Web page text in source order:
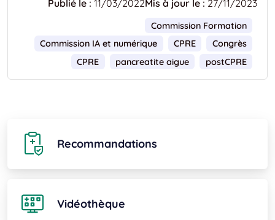
Publié le : 11/03/2022Mis à jour le : 27/11/2023
Commission Formation
Commission IA et numérique
CPRE
Congrès
CPRE
pancreatite aigue postCPRE
Recommandations
Vidéothèque